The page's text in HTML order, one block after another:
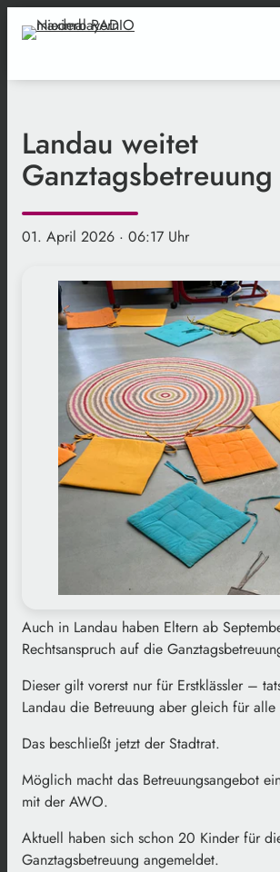
Landau weitet
Ganztagsbetreuung
01. April 2026 · 06:17 Uhr
Auch in Landau haben Eltern ab
Rechtsanspruch auf die
Dieser gilt vorerst nur für Erstklässler –
Landau die Betreuung aber gleich für
Das beschließt jetzt der Stadtrat.
Möglich macht das Betreuungsangebot
mit der AWO.
Aktuell haben sich schon 20 Kinder für
Ganztagsbetreuung angemeldet.